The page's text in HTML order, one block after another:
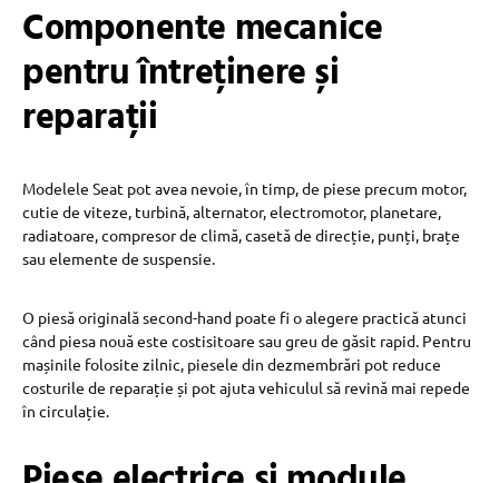
Componente mecanice
pentru întreținere și
reparații
Modelele Seat pot avea nevoie, în timp, de piese precum motor,
cutie de viteze, turbină, alternator, electromotor, planetare,
radiatoare, compresor de climă, casetă de direcție, punți, brațe
sau elemente de suspensie.
O piesă originală second-hand poate fi o alegere practică atunci
când piesa nouă este costisitoare sau greu de găsit rapid. Pentru
mașinile folosite zilnic, piesele din dezmembrări pot reduce
costurile de reparație și pot ajuta vehiculul să revină mai repede
în circulație.